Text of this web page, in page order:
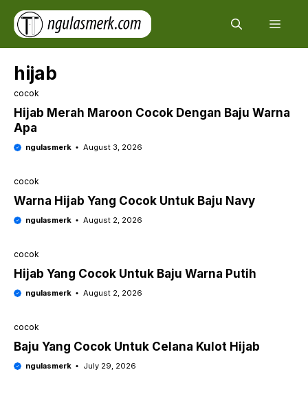
Skip
content
hijab
cocok
Hijab Merah Maroon Cocok Dengan Baju Warna
Apa
ngulasmerk August 3, 2026
cocok
Warna Hijab Yang Cocok Untuk Baju Navy
ngulasmerk August 2, 2026
cocok
Hijab Yang Cocok Untuk Baju Warna Putih
ngulasmerk August 2, 2026
cocok
Baju Yang Cocok Untuk Celana Kulot Hijab
ngulasmerk July 29, 2026